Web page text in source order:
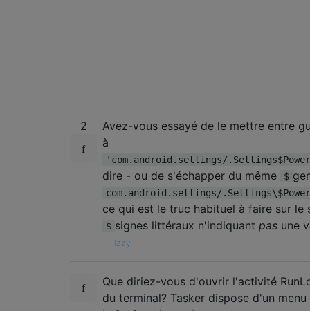
2
Avez-vous essayé de le mettre entre
à
'com.android.settings/
dire - ou de s'échapper du même $
com.android.settings/
ce qui est le truc habituel à faire sur le
$ signes littéraux n'indiquant pas une
Izzy
Que diriez-vous d'ouvrir l'activité
du terminal? Tasker dispose d'un